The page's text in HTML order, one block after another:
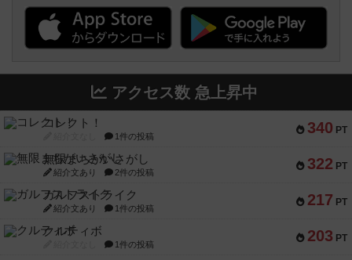
アクセス数 急上昇中
340 PT
コレクト！
1件の投稿
322 PT
無限まちがいさがし
紹介文あり 2件の投稿
217 PT
ガルフストライク
紹介文あり 1件の投稿
203 PT
クルティボ
1件の投稿